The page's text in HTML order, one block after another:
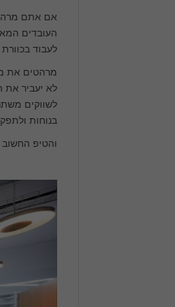
אם אתם
העובדים
לעבוד בכוורת
מרהטים את
לא יעביר את
לשווקים
בנוחות
והטיפ